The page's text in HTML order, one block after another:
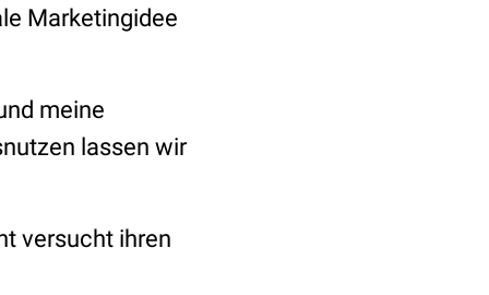
Marketingidee
meine
lassen wir
versucht ihren